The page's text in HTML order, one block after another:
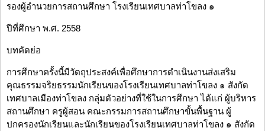
รองผู้อำนวยการสถานศึกษา โรงเรียนเทศบาลท่าโขลง ๑
ปีที่ศึกษา พ.ศ. 2558
บทคัดย่อ
การศึกษาครั้งนี้มีวัตถุประสงค์เพื่อศึกษาการดำเนินงานส่งเสริม
คุณธรรมจริยธรรมนักเรียนของโรงเรียนเทศบาลท่าโขลง ๑ สังกัด
เทศบาลเมืองท่าโขลง กลุ่มตัวอย่างที่ใช้ในการศึกษา ได้แก่ ผู้บริหาร
สถานศึกษา ครูผู้สอน คณะกรรมการสถานศึกษาขั้นพื้นฐาน ผู้
ปกครองนักเรียนและนักเรียนของโรงเรียนเทศบาลท่าโขลง ๑ สังกัด